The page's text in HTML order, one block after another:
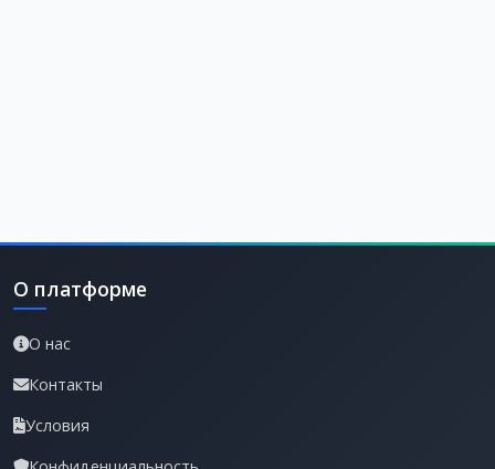
О платформе
О нас
Контакты
Условия